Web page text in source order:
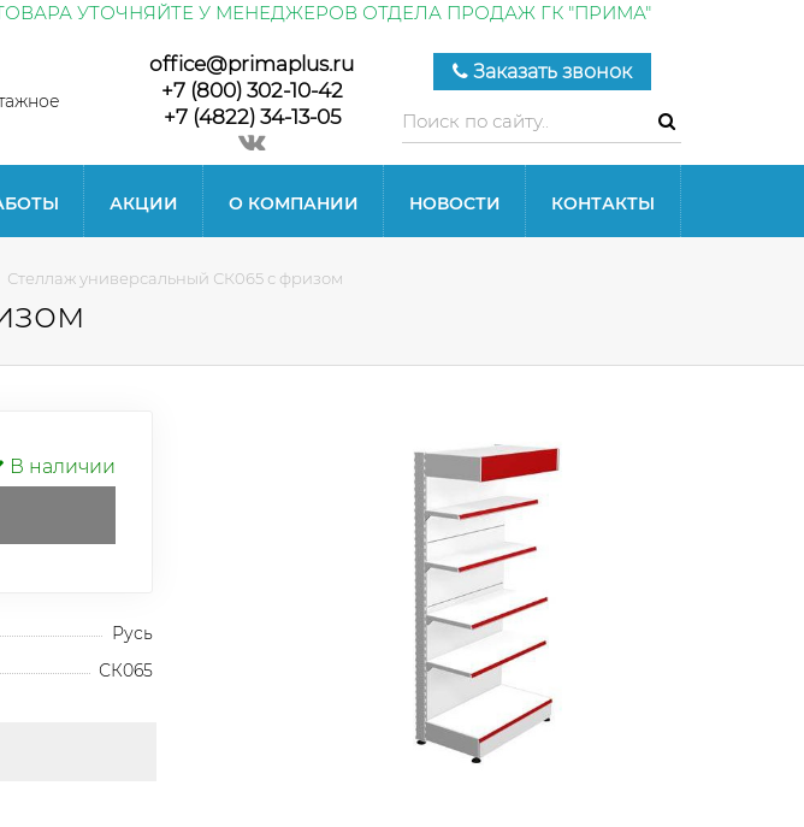
УТОЧНЯЙТЕ У МЕНЕДЖЕРОВ ОТДЕЛА ПРОДАЖ ГК "ПРИМА"
office@primaplus.ru
+7 (800) 302-10-42
+7 (4822) 34-13-05
Заказать звонок
АКЦИИ О КОМПАНИИ НОВОСТИ КОНТАКТЫ
Стеллаж универсальный СК065 с фризом
В наличии
Русь
СК065